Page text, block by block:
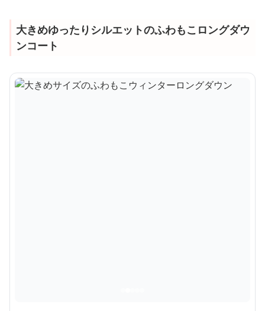
大きめゆったりシルエットのふわもこロングダウ
ンコート